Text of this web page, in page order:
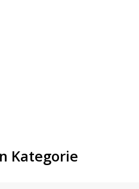
Kategorie